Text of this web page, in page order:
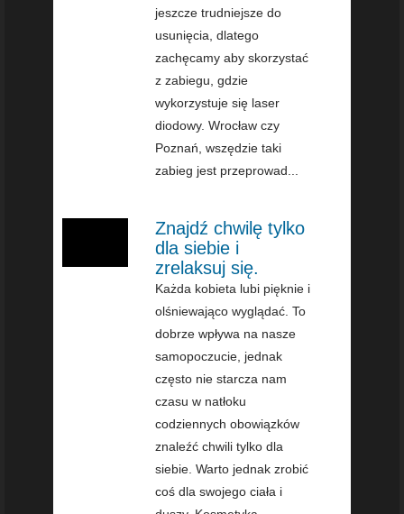
jeszcze trudniejsze do
usunięcia, dlatego
zachęcamy aby skorzystać
z zabiegu, gdzie
wykorzystuje się laser
diodowy. Wrocław czy
Poznań, wszędzie taki
zabieg jest przeprowad...
Znajdź chwilę tylko
dla siebie i
zrelaksuj się.
Każda kobieta lubi pięknie i
olśniewająco wyglądać. To
dobrze wpływa na nasze
samopoczucie, jednak
często nie starcza nam
czasu w natłoku
codziennych obowiązków
znaleźć chwili tylko dla
siebie. Warto jednak zrobić
coś dla swojego ciała i